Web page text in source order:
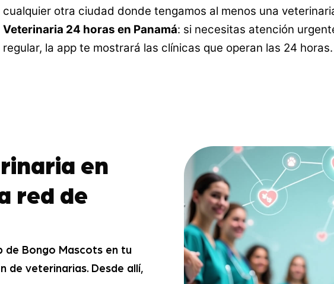
cualquier otra ciudad donde tengamos al menos una
Veterinaria 24 horas en Panamá: si necesitas atención
regular, la app te mostrará las clínicas que operan las 24 horas.
en
red de
de Bongo Mascots en tu
de veterinarias. Desde allí,